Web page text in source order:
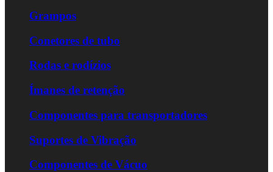
Grampos
Conetores de tubo
Rodas e rodízios
Ímanes de retenção
Componentes para transportadores
Suportes de Vibração
Componentes de Vácuo